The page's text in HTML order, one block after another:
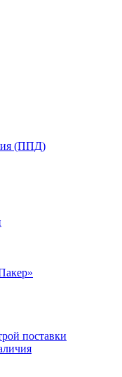
(ППД)
поставки